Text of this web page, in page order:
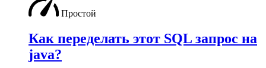
Простой
Как переделать этот SQL запрос на
java?